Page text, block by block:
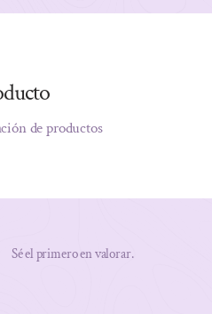
de productos
Sé el primero en valorar.